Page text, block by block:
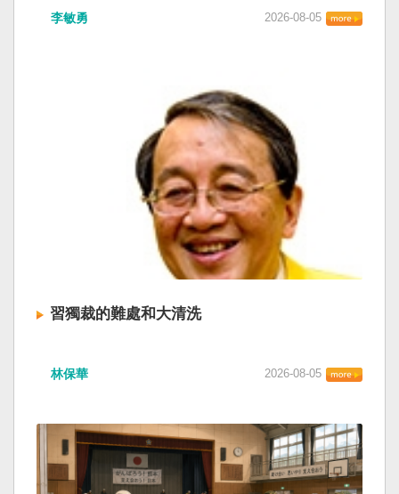
李敏勇 2026-08-05
習獨裁的難處和大清洗
林保華 2026-08-05